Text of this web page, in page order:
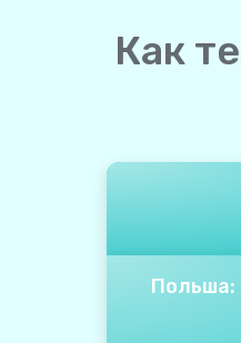
Как
Польша: